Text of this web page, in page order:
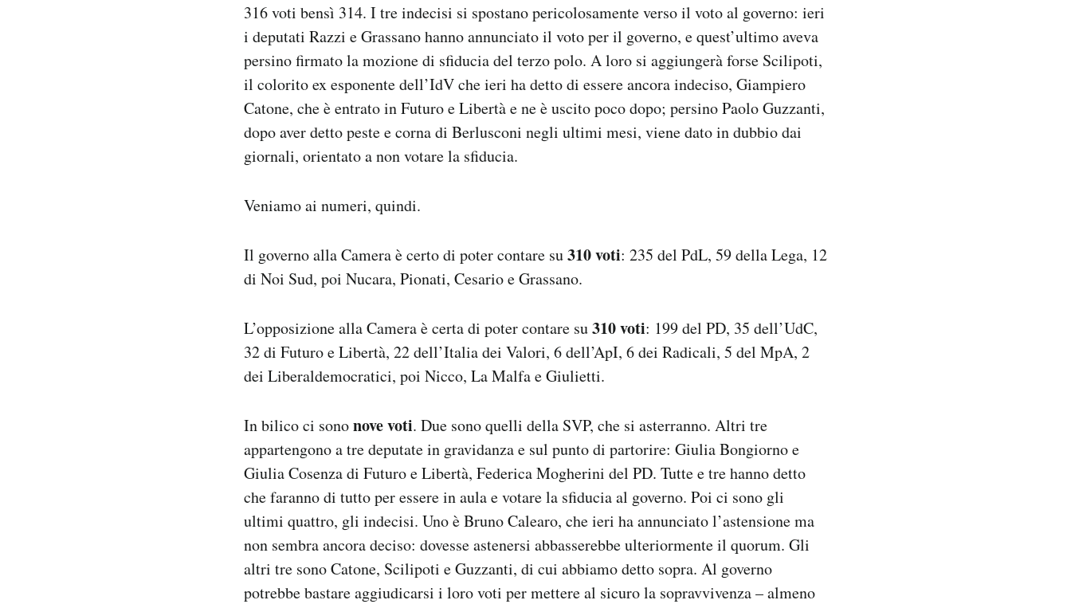
316 voti bensì 314. I tre indecisi si spostano pericolosamente verso il voto al governo: ieri
i deputati Razzi e Grassano hanno annunciato il voto per il governo, e quest’ultimo aveva
persino firmato la mozione di sfiducia del terzo polo. A loro si aggiungerà forse Scilipoti,
il colorito ex esponente dell’IdV che ieri ha detto di essere ancora indeciso, Giampiero
Catone, che è entrato in Futuro e Libertà e ne è uscito poco dopo; persino Paolo Guzzanti,
dopo aver detto peste e corna di Berlusconi negli ultimi mesi, viene dato in dubbio dai
giornali, orientato a non votare la sfiducia.
Veniamo ai numeri, quindi.
Il governo alla Camera è certo di poter contare su310voti: 235 del PdL, 59 della Lega, 12
di Noi Sud, poi Nucara, Pionati, Cesario e Grassano.
L’opposizione alla Camera è certa di poter contare su310voti: 199 del PD, 35 dell’UdC,
32 di Futuro e Libertà, 22 dell’Italia dei Valori, 6 dell’ApI, 6 dei Radicali, 5 del MpA, 2
dei Liberaldemocratici, poi Nicco, La Malfa e Giulietti.
In bilico ci sononove voti. Due sono quelli della SVP, che si asterranno. Altri tre
appartengono a tre deputate in gravidanza e sul punto di partorire: Giulia Bongiorno e
Giulia Cosenza di Futuro e Libertà, Federica Mogherini del PD. Tutte e tre hanno detto
che faranno di tutto per essere in aula e votare la sfiducia al governo. Poi ci sono gli
ultimi quattro, gli indecisi. Uno è Bruno Calearo, che ieri ha annunciato l’astensione ma
non sembra ancora deciso: dovesse astenersi abbasserebbe ulteriormente il quorum. Gli
altri tre sono Catone, Scilipoti e Guzzanti, di cui abbiamo detto sopra. Al governo
potrebbe bastare aggiudicarsi i loro voti per mettere al sicuro la sopravvivenza – almeno